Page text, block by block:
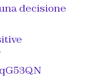
decisione